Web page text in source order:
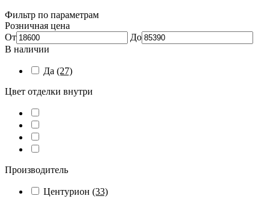
Фильтр по параметрам
Розничная цена
От
До
В наличии
Да (27)
Цвет отделки внутри
Производитель
Центурион (33)